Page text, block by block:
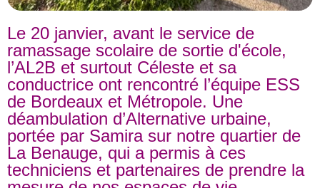
Le 20 janvier, avant le service de
ramassage scolaire de sortie d'école,
l’AL2B et surtout Céleste et sa
conductrice ont rencontré l’équipe ESS
de Bordeaux et Métropole. Une
déambulation d’Alternative urbaine,
portée par Samira sur notre quartier de
La Benauge, qui a permis à ces
techniciens et partenaires de prendre la